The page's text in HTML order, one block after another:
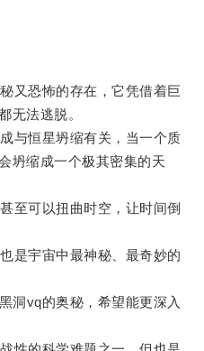
恐怖的存在，它凭借着巨
无法逃脱。
恒星坍缩有关，当一个质
坍缩成一个极其密集的天
可以扭曲时空，让时间倒
宇宙中最神秘、最奇妙的
vq的奥秘，希望能更深入